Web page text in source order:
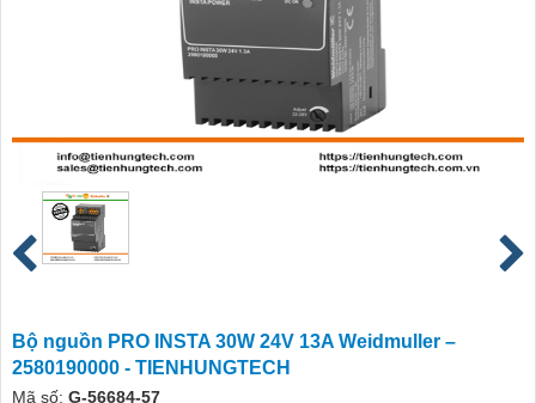
Bộ nguồn PRO INSTA 30W 24V 13A Weidmuller –
2580190000 - TIENHUNGTECH
Mã số: G-56684-57